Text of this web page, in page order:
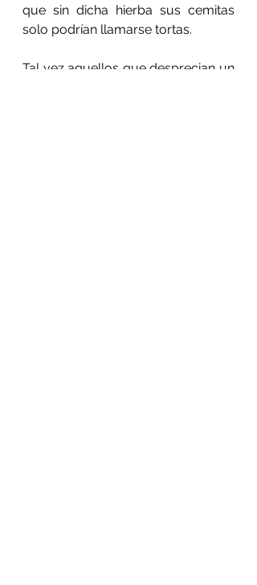
que sin dicha hierba sus cemitas
solo podrían llamarse tortas.
Tal vez aquellos que desprecian un